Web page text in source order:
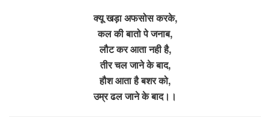
क्यू खड़ा अफसोस करके,
कल की बातो पे जनाब,
लौट कर आता नही है,
तीर चल जाने के बाद,
हौश आता है बशर को,
उम्र ढल जाने के बाद।।